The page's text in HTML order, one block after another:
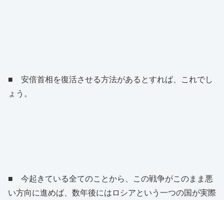
■ 安倍首相を復活させる方法があるとすれば、これでし
ょう。
■ 今起きている全てのことから、この戦争がこのまま悪
い方向に進めば、数年後にはロシアという一つの国が実際